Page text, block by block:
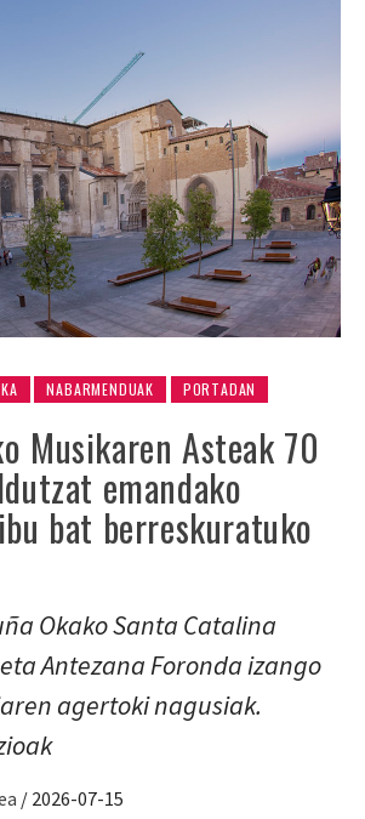
NABARMENDUAK PORTADAN
Musikaren Asteak 70
emandako
bat berreskuratuko
Okako Santa Catalina
Antezana Foronda izango
agertoki nagusiak.
/ 2026-07-15